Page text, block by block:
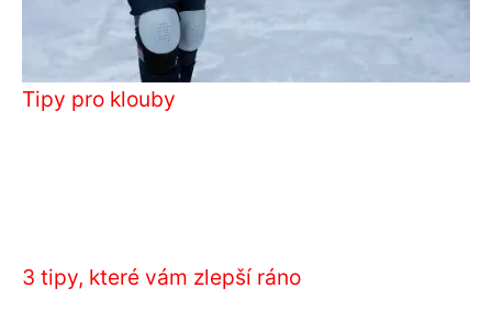
Tipy pro klouby
3 tipy, které vám zlepší ráno